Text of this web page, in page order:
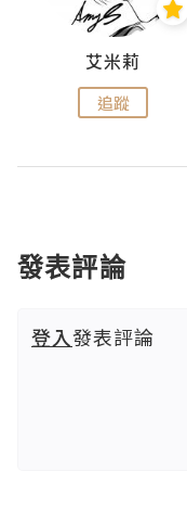
艾米莉
追蹤
發表評論
登入發表評論